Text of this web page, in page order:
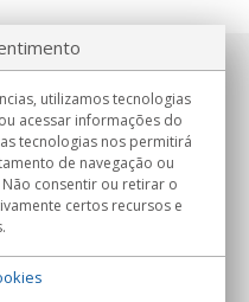
utilizamos tecnologias
acessar informações do
tecnologias nos permitirá
de navegação ou
consentir ou retirar o
certos recursos e